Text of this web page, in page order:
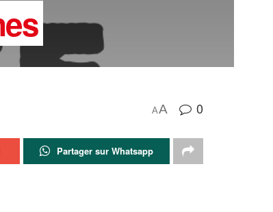
AA 0
Partager sur Whatsapp